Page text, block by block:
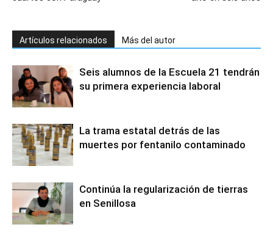
Artículos relacionados Más del autor
Seis alumnos de la Escuela 21 tendrán
su primera experiencia laboral
La trama estatal detrás de las
muertes por fentanilo contaminado
Continúa la regularización de tierras
en Senillosa